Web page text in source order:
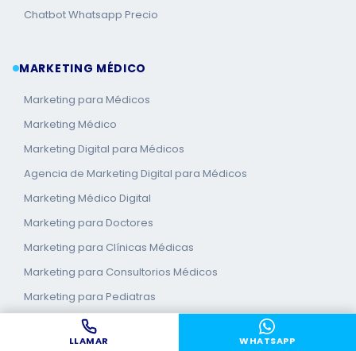
Chatbot Whatsapp Precio
MARKETING MÉDICO
Marketing para Médicos
Marketing Médico
Marketing Digital para Médicos
Agencia de Marketing Digital para Médicos
Marketing Médico Digital
Marketing para Doctores
Marketing para Clínicas Médicas
Marketing para Consultorios Médicos
Marketing para Pediatras
Branding Médico
Marketing Médico en Quito
LLAMAR WHATSAPP